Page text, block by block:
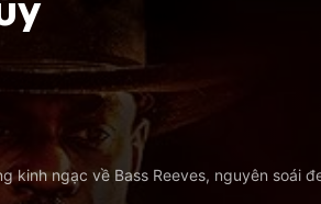
kinh ngạc về Bass Reeves, nguyên soái